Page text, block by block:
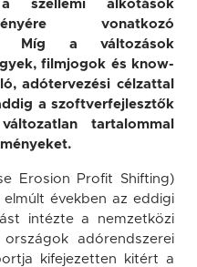
a szellemi alkotások
vonatkozó
Míg a változások
filmjogok és know-
adótervezési célzattal
a szoftverfejlesztők
tartalommal
Erosion Profit Shifting)
években az eddigi
intézte a nemzetközi
adórendszerei
kifejezetten kitért a